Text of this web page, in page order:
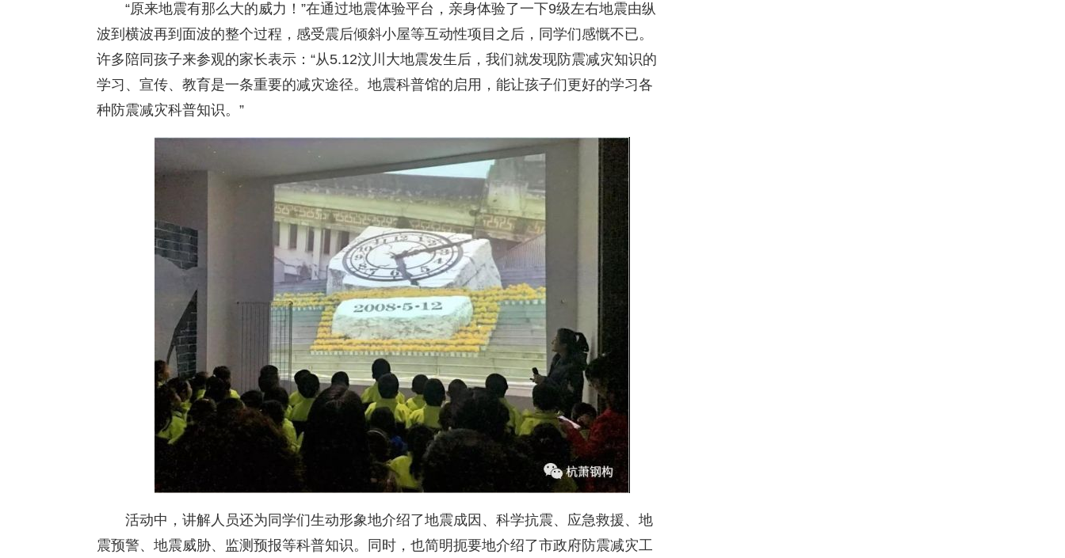
“原来地震有那么大的威力！”在通过地震体验平台，亲身体验了一下9级左右地震由纵
波到横波再到面波的整个过程，感受震后倾斜小屋等互动性项目之后，同学们感慨不已。
许多陪同孩子来参观的家长表示：“从5.12汶川大地震发生后，我们就发现防震减灾知识的
学习、宣传、教育是一条重要的减灾途径。地震科普馆的启用，能让孩子们更好的学习各
种防震减灾科普知识。”
活动中，讲解人员还为同学们生动形象地介绍了地震成因、科学抗震、应急救援、地
震预警、地震威胁、监测预报等科普知识。同时，也简明扼要地介绍了市政府防震减灾工